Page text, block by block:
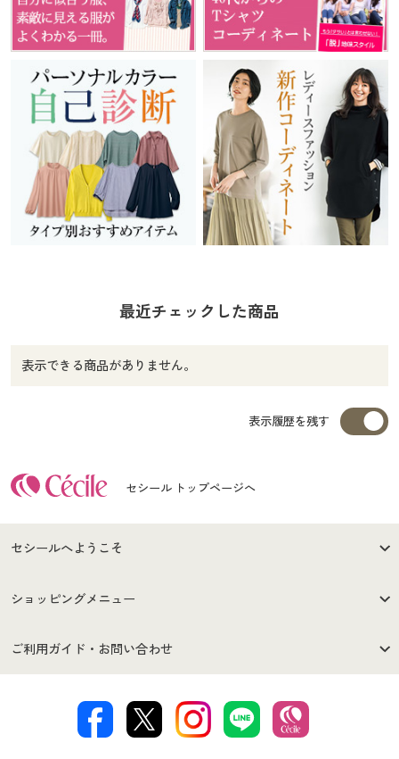
最近チェックした商品
表示できる商品がありません。
表示履歴を残す
セシール トップページへ
セシールへようこそ
はじめての方へ
セシールご利用規約
著作権・商標について 会社案内
ショッピングメニュー
商品カテゴリ
ご利用ガイド・お問い合わせ
交換・返品は お支払は